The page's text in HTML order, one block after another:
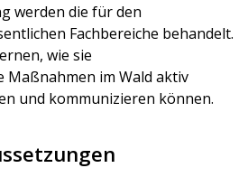
werden die für den
Fachbereiche behandelt.
wie sie
Maßnahmen im Wald aktiv
und kommunizieren können.